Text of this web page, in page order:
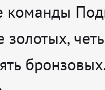
команды
золотых,